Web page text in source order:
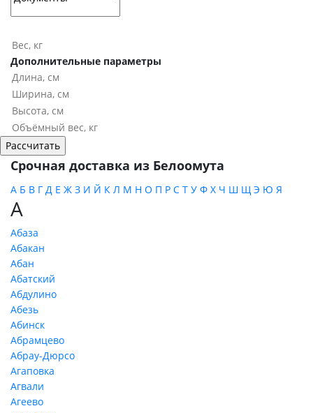
Дополнительные параметры
Срочная доставка из Белоомута
А Б В Г Д Е Ж З И Й К Л М Н О П Р С Т У Ф Х Ч Ш Щ Э Ю Я
А
Абаза
Абакан
Абан
Абатский
Абдулино
Абезь
Абинск
Абрамцево
Абрау-Дюрсо
Агаповка
Агвали
Агеево